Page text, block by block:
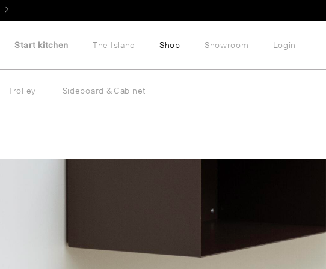
Start kitchen The Island Shop Showroom Login
Trolley Sideboard & Cabinet